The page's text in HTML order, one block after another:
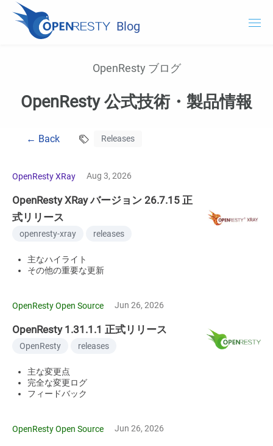
Blog
OpenResty Edge
ドキュメント
OpenResty XRay を試用する
OpenResty ブログ
OpenResty 公式技術・製品情報
← Back Releases
OpenResty XRay Aug 3, 2026
OpenResty XRay バージョン 26.7.15 正
式リリース
openresty-xray releases
主なハイライト
その他の重要な更新
OpenResty Open Source Jun 26, 2026
OpenResty 1.31.1.1 正式リリース
OpenResty releases
主な変更点
完全な変更ログ
フィードバック
OpenResty Open Source Jun 26, 2026